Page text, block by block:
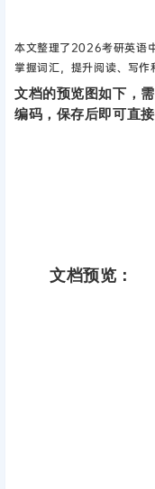
本文整理了2026考研英语
掌握词汇，提升阅读、写作
文档的预览图如下，
编码，保存后即可直接
文档预览：